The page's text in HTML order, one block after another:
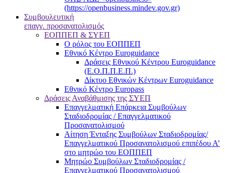
(https://openbusiness.mindev.gov.gr)
Συμβουλευτική
επαγγ. προσανατολισμός
ΕΟΠΠΕΠ & ΣΥΕΠ
Ο ρόλος του ΕΟΠΠΕΠ
Εθνικό Κέντρο Euroguidance
Δράσεις Εθνικού Κέντρου Euroguidance
(Ε.Ο.Π.Π.Ε.Π.)
Δίκτυο Εθνικών Κέντρων Euroguidance
Εθνικό Κέντρο Europass
Δράσεις Αναβάθμισης της ΣΥΕΠ
Επαγγελματική Επάρκεια Συμβούλων
Σταδιοδρομίας / Επαγγελματικού
Προσανατολισμού
Αίτηση Ένταξης Συμβούλων Σταδιοδρομίας/
Επαγγελματικού Προσανατολισμού επιπέδου Α’
στο μητρώο του ΕΟΠΠΕΠ
Μητρώο Συμβούλων Σταδιοδρομίας /
Επαγγελματικού Προσανατολισμού